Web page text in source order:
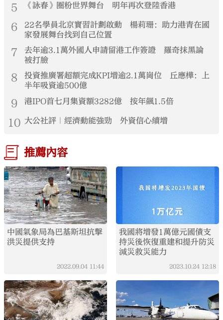
5 《詠春》圈粉世界舞台 明年再次登陸香港
6
22名學員北京實習計劃啟動 楊莉珊：助力港青在國
家發展舞台找到自己位置
7
去年逾3.1萬外國人申請留港工作簽證 羅奇抹黑論
被打臉
8
投資推廣署超額完成KPI增逾2.1萬崗位 丘應樺：上
半年吸資逾500億
9 港IPO首七月集資額3282億 按年飆1.5倍
10 大公社評｜經濟動能強勁 外資信心續增
推薦內容
中國氣象局為巴基斯坦抗擊
洪災提供支持
2022.09.04 11:44
我國將增發1萬億元國債支
持災後恢復重建和提升防災
減災救災能力
2023.10.24 12:18